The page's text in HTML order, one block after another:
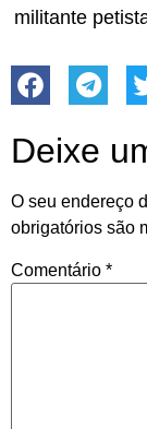
militante
Deixe
O seu endereço
obrigatórios são
Comentário *